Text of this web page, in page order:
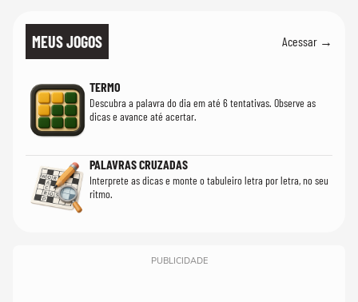
MEUS JOGOS Acessar →
TERMO
Descubra a palavra do dia em até 6 tentativas. Observe as
dicas e avance até acertar.
PALAVRAS CRUZADAS
Interprete as dicas e monte o tabuleiro letra por letra, no seu
ritmo.
PUBLICIDADE